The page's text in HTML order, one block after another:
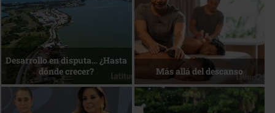
Bottega, un viaje servido a la
mesa
Energía que Impulsa la
competitividad